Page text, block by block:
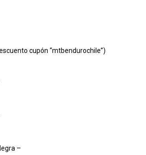
cupón “mtbendurochile”)
–